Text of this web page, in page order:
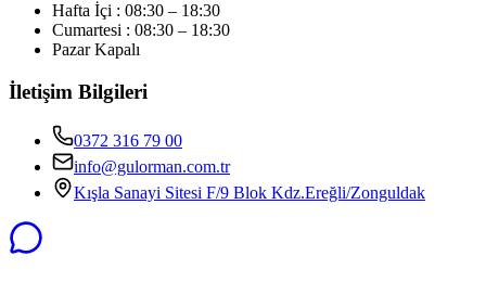
Hafta İçi : 08:30 – 18:30
Cumartesi : 08:30 – 18:30
Pazar Kapalı
İletişim Bilgileri
0372 316 79 00
info@gulorman.com.tr
Kışla Sanayi Sitesi F/9 Blok Kdz.Ereğli/Zonguldak